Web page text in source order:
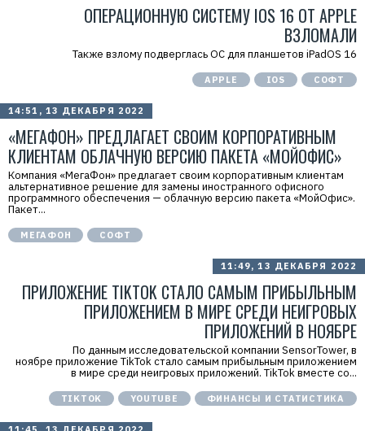
ОПЕРАЦИОННУЮ СИСТЕМУ IOS 16 ОТ APPLE
ВЗЛОМАЛИ
Также взлому подверглась ОС для планшетов iPadOS 16
APPLE IOS СОФТ
14:51, 13 ДЕКАБРЯ 2022
«МЕГАФОН» ПРЕДЛАГАЕТ СВОИМ КОРПОРАТИВНЫМ
КЛИЕНТАМ ОБЛАЧНУЮ ВЕРСИЮ ПАКЕТА «МОЙОФИС»
Компания «МегаФон» предлагает своим корпоративным клиентам
альтернативное решение для замены иностранного офисного
программного обеспечения — облачную версию пакета «МойОфис».
Пакет...
МЕГАФОН СОФТ
11:49, 13 ДЕКАБРЯ 2022
ПРИЛОЖЕНИЕ TIKTOK СТАЛО САМЫМ ПРИБЫЛЬНЫМ
ПРИЛОЖЕНИЕМ В МИРЕ СРЕДИ НЕИГРОВЫХ
ПРИЛОЖЕНИЙ В НОЯБРЕ
По данным исследовательской компании SensorTower, в
ноябре приложение TikTok стало самым прибыльным приложением
в мире среди неигровых приложений. TikTok вместе со...
TIKTOK YOUTUBE ФИНАНСЫ И СТАТИСТИКА